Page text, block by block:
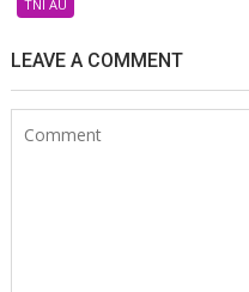
TNI AU
LEAVE A COMMENT